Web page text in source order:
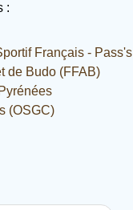
:
Français -
de Budo (FFAB)
(OSGC)